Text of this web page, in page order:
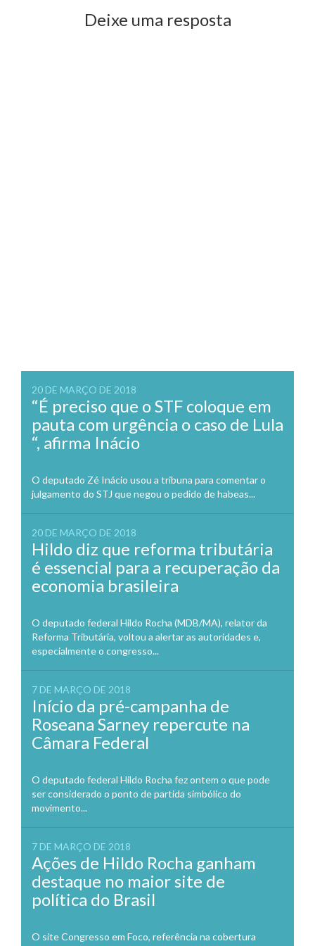
Deixe uma resposta
20 DE MARÇO DE 2018
“É preciso que o STF coloque em
pauta com urgência o caso de Lula
“, afirma Inácio
O deputado Zé Inácio usou a tribuna para comentar o
julgamento do STJ que negou o pedido de habeas...
20 DE MARÇO DE 2018
Hildo diz que reforma tributária
é essencial para a recuperação da
economia brasileira
O deputado federal Hildo Rocha (MDB/MA), relator da
Reforma Tributária, voltou a alertar as autoridades e,
especialmente o congresso...
7 DE MARÇO DE 2018
Início da pré-campanha de
Roseana Sarney repercute na
Câmara Federal
O deputado federal Hildo Rocha fez ontem o que pode
ser considerado o ponto de partida simbólico do
movimento...
7 DE MARÇO DE 2018
Ações de Hildo Rocha ganham
destaque no maior site de
política do Brasil
O site Congresso em Foco, referência na cobertura